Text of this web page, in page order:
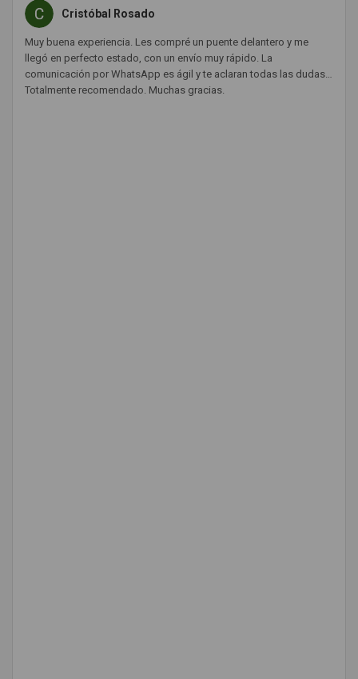
Cristóbal Rosado
Muy buena experiencia. Les compré un puente delantero y me
llegó en perfecto estado, con un envío muy rápido. La
comunicación por WhatsApp es ágil y te aclaran todas las dudas.
Totalmente recomendado. Muchas gracias.